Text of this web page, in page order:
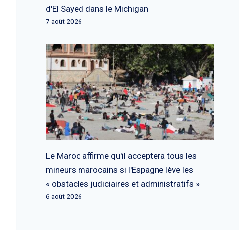
d'El Sayed dans le Michigan
7 août 2026
Le Maroc affirme qu'il acceptera tous les
mineurs marocains si l'Espagne lève les
« obstacles judiciaires et administratifs »
6 août 2026